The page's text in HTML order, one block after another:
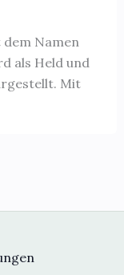
Namen
als Held und
Mit